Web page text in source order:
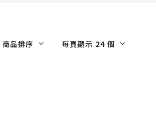
商品排序 每頁顯示 24 個